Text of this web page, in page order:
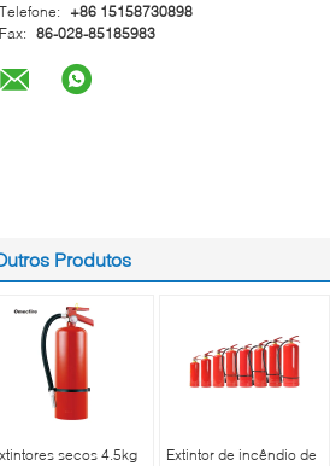
Telefone:
+86 15158730898
Fax: 86-028-85185983
Produtos
secos 4.5kg
Extintor de incêndio de